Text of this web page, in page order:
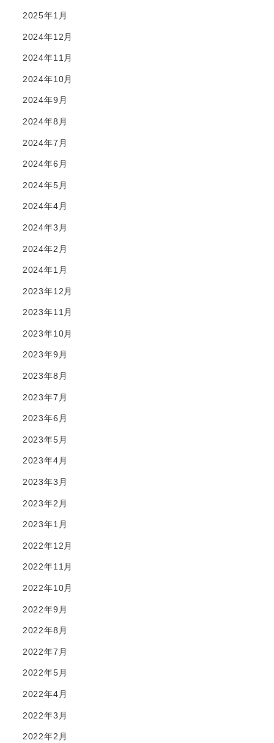
2025年1月
2024年12月
2024年11月
2024年10月
2024年9月
2024年8月
2024年7月
2024年6月
2024年5月
2024年4月
2024年3月
2024年2月
2024年1月
2023年12月
2023年11月
2023年10月
2023年9月
2023年8月
2023年7月
2023年6月
2023年5月
2023年4月
2023年3月
2023年2月
2023年1月
2022年12月
2022年11月
2022年10月
2022年9月
2022年8月
2022年7月
2022年5月
2022年4月
2022年3月
2022年2月